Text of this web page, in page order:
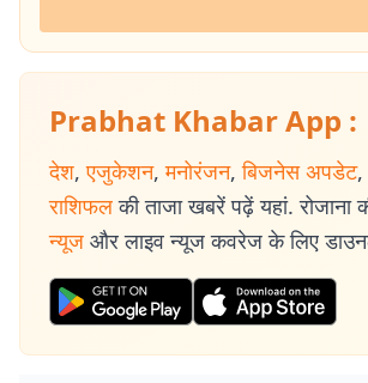
Prabhat Khabar App :
देश, एजुकेशन, मनोरंजन, बिजनेस अपडेट,
राशिफल की ताजा खबरें पढ़ें यहां. रोजाना
न्यूज और लाइव न्यूज कवरेज के लिए